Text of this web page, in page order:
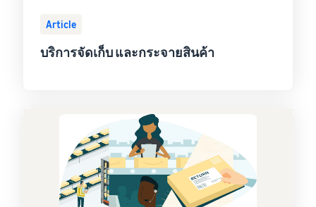
Article
บริการจัดเก็บ และกระจายสินค้า